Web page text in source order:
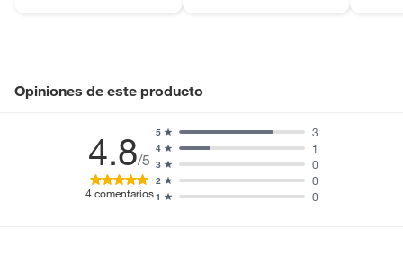
Opiniones de este producto
4.8/5
4 comentarios1 0
2 0
3 0
4 1
5 3